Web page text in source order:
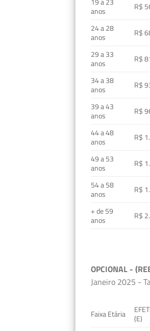
anos
R$
24 a 28
anos
R$
29 a 33
anos
R$
34 a 38
anos
R$
39 a 43
anos
R$
44 a 48
anos
R$
49 a 53
anos
R$
54 a 58
anos
R$
+ de 59
anos
R$
OPCIONAL -
Janeiro 2025 -
Faixa Etária
(E)